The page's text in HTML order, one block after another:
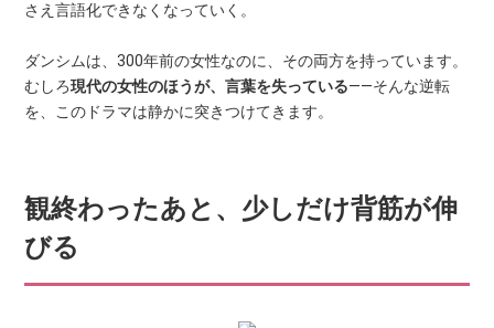
さえ言語化できなくなっていく。
ダンシムは、300年前の女性なのに、その両方を持っています。
むしろ現代の女性のほうが、言葉を失っている——そんな逆転
を、このドラマは静かに突きつけてきます。
観終わったあと、少しだけ背筋が伸
びる